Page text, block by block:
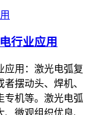
行业应用
应用：激光电弧复
摆动头、焊机、
专机等。激光电弧
微观组织优良、